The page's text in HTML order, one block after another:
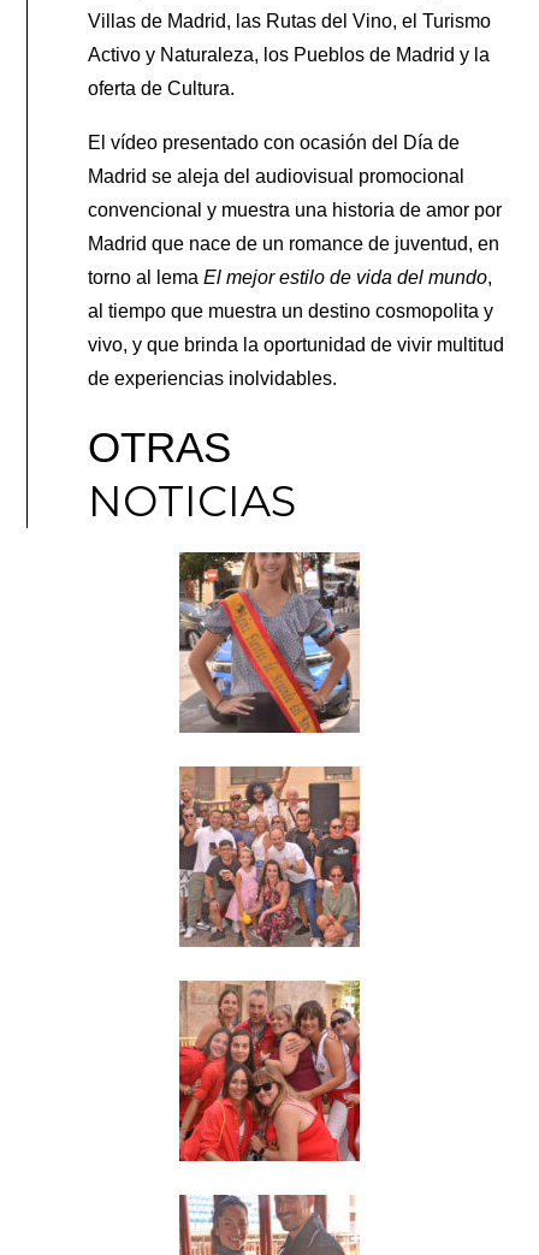
Villas de Madrid, las Rutas del Vino, el Turismo
Activo y Naturaleza, los Pueblos de Madrid y la
oferta de Cultura.
El vídeo presentado con ocasión del Día de
Madrid se aleja del audiovisual promocional
convencional y muestra una historia de amor por
Madrid que nace de un romance de juventud, en
torno al lemaEl mejor estilo de vida del mundo,
al tiempo que muestra un destino cosmopolita y
vivo, y que brinda la oportunidad de vivir multitud
de experiencias inolvidables.
OTRAS
NOTICIAS